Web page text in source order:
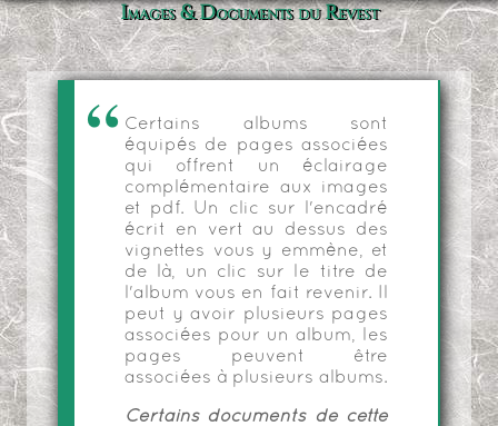
Images & Documents du Revest
Certains albums sont
équipés de pages associées
qui offrent un éclairage
complémentaire aux images
et pdf. Un clic sur l'encadré
écrit en vert au dessus des
vignettes vous y emmène, et
de là, un clic sur le titre de
l'album vous en fait revenir. Il
peut y avoir plusieurs pages
associées pour un album, les
pages peuvent être
associées à plusieurs albums.
Certains documents de cette